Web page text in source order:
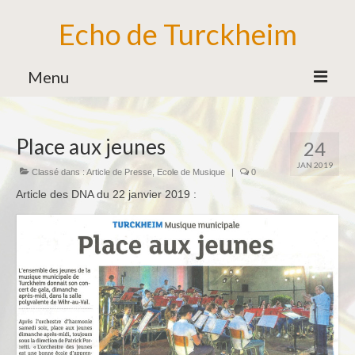
Echo de Turckheim
Menu
Association
Bureau
Bénévoles
Partenaires
Ecole de Musique
Formation Musicale
Familles d’Instruments
Vie de l’Ecole de Musique
24
JAN 2019
Place aux jeunes
Classé dans : Article de Presse, Ecole de Musique | 0
Article des DNA du 22 janvier 2019 :